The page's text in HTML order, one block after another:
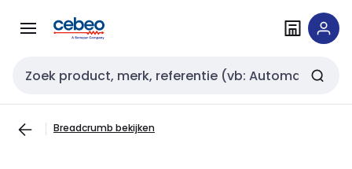
naar
naar
Zoekveld invoer
Breadcrumb bekijken